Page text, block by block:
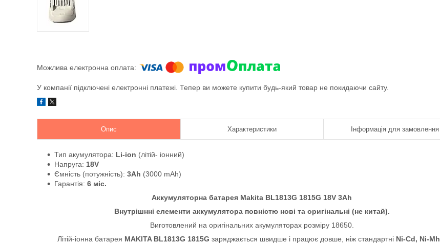
У компанії підключені електронні платежі. Тепер ви можете купити будь-який товар не покидаючи сайту.
Опис Характеристики Інформація для замовлення
Тип акумулятора: Li-ion (літій- іонний)
Напруга: 18V
Ємність (потужність): 3Ah (3000 mAh)
Гарантія: 6 міс.
Аккумуляторна батарея Makita BL1813G 1815G 18V 3Ah
Внутрішнні елементи аккумулятора повністю нові та оригінальні (не китай).
Виготовлений на оригінальних акумуляторах розміру 18650.
Літій-іонна батарея MAKITA BL1813G 1815G заряджається швидше і працює довше, ніж стандартні Ni-Cd, Ni-Mh